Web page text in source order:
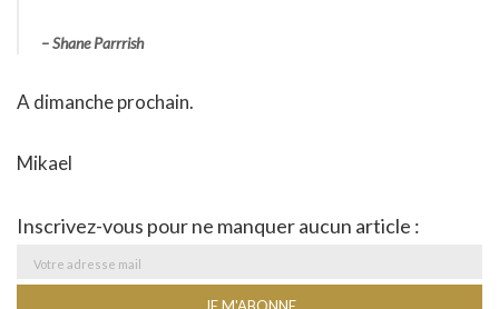
– Shane Parrrish
A dimanche prochain.
Mikael
Inscrivez-vous pour ne manquer aucun article :